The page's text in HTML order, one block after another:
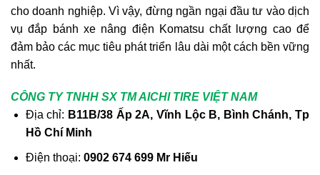
cho doanh nghiệp. Vì vậy, đừng ngần ngại đầu tư vào dịch
vụ đắp bánh xe nâng điện Komatsu chất lượng cao để
đảm bảo các mục tiêu phát triển lâu dài một cách bền vững
nhất.
CÔNG TY TNHH SX TM AICHI TIRE VIỆT NAM
Địa chỉ: B11B/38 Ấp 2A, Vĩnh Lộc B, Bình Chánh, Tp
Hồ Chí Minh
Điện thoại: 0902 674 699 Mr Hiếu